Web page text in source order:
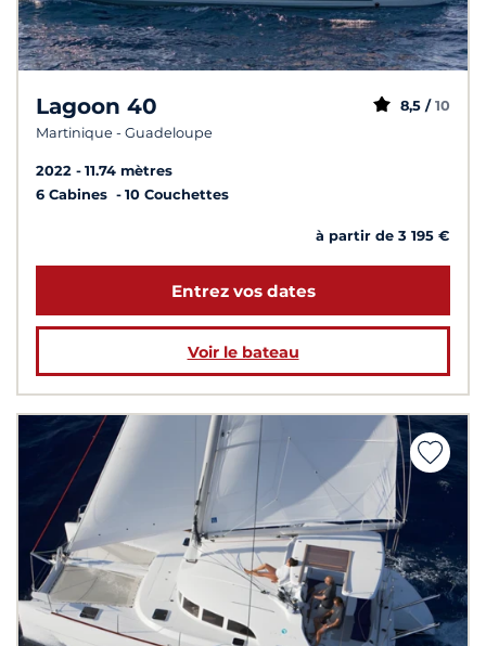
Lagoon 40
Martinique - Guadeloupe
8,5 / 10
2022
11.74 mètres
6 Cabines
10 Couchettes
à partir de 3 195 €
Entrez vos dates
Voir le bateau